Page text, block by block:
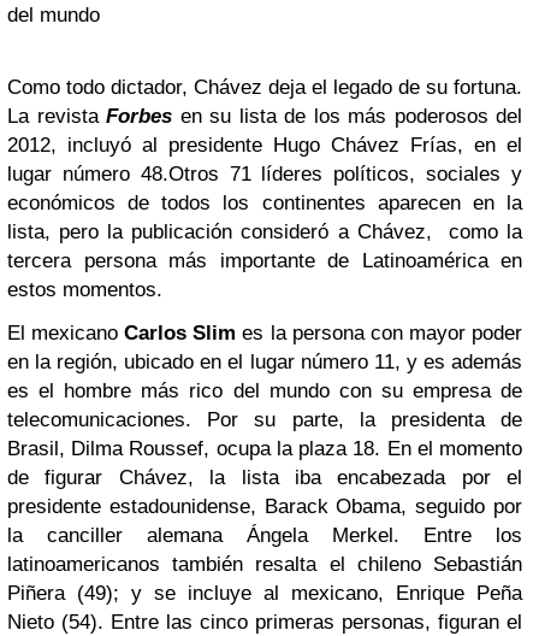
del mundo
Como todo dictador, Chávez deja el legado de su fortuna.
La revistaForbes en su lista de los más poderosos del
2012, incluyó al presidente Hugo Chávez Frías, en el
lugar número 48.Otros 71 líderes políticos, sociales y
económicos de todos los continentes aparecen en la
lista, pero la publicación consideró a Chávez, como la
tercera persona más importante de Latinoamérica en
estos momentos.
El mexicanoCarlos Slim es la persona con mayor poder
en la región, ubicado en el lugar número 11, y es además
es el hombre más rico del mundo con su empresa de
telecomunicaciones. Por su parte, la presidenta de
Brasil, Dilma Roussef, ocupa la plaza 18. En el momento
de figurar Chávez, la lista iba encabezada por el
presidente estadounidense, Barack Obama, seguido por
la canciller alemana Ángela Merkel. Entre los
latinoamericanos también resalta el chileno Sebastián
Piñera (49); y se incluye al mexicano, Enrique Peña
Nieto (54). Entre las cinco primeras personas, figuran el